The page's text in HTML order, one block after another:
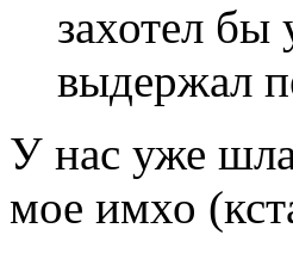
захотел
выдержал
У нас уже
мое имхо